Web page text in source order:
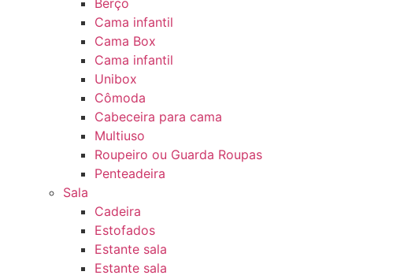
Berço
Cama infantil
Cama Box
Cama infantil
Unibox
Cômoda
Cabeceira para cama
Multiuso
Roupeiro ou Guarda Roupas
Penteadeira
Sala
Cadeira
Estofados
Estante sala
Estante sala